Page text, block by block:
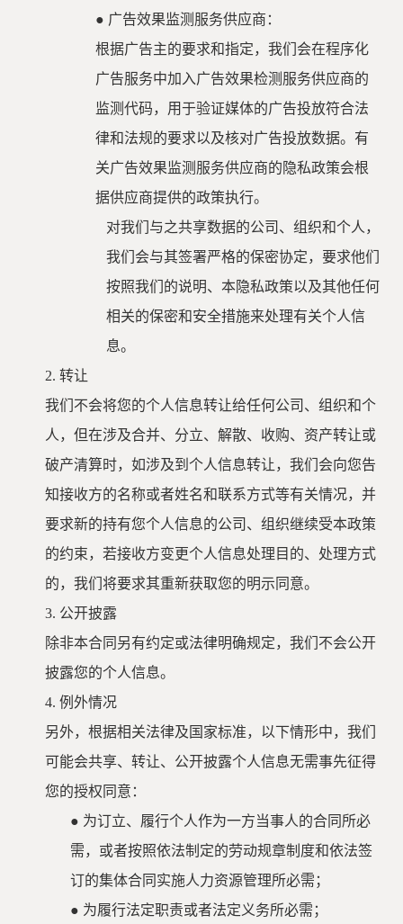
● 广告效果监测服务供应商：
根据广告主的要求和指定，我们会在程序化
广告服务中加入广告效果检测服务供应商的
监测代码，用于验证媒体的广告投放符合法
律和法规的要求以及核对广告投放数据。有
关广告效果监测服务供应商的隐私政策会根
据供应商提供的政策执行。
对我们与之共享数据的公司、组织和个人，
我们会与其签署严格的保密协定，要求他们
按照我们的说明、本隐私政策以及其他任何
相关的保密和安全措施来处理有关个人信
息。
2.转让
我们不会将您的个人信息转让给任何公司、组织和个
人，但在涉及合并、分立、解散、收购、资产转让或
破产清算时，如涉及到个人信息转让，我们会向您告
知接收方的名称或者姓名和联系方式等有关情况，并
要求新的持有您个人信息的公司、组织继续受本政策
的约束，若接收方变更个人信息处理目的、处理方式
的，我们将要求其重新获取您的明示同意。
3. 公开披露
除非本合同另有约定或法律明确规定，我们不会公开
披露您的个人信息。
4.例外情况
另外，根据相关法律及国家标准，以下情形中，我们
可能会共享、转让、公开披露个人信息无需事先征得
您的授权同意：
● 为订立、履行个人作为一方当事人的合同所必
需，或者按照依法制定的劳动规章制度和依法签
订的集体合同实施人力资源管理所必需；
● 为履行法定职责或者法定义务所必需；